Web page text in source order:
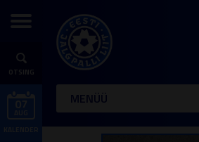
OTSING
MENÜÜ